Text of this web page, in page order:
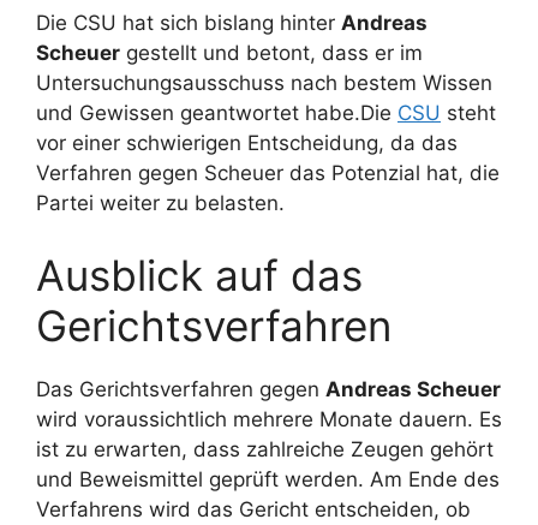
Die CSU hat sich bislang hinter Andreas
Scheuer gestellt und betont, dass er im
Untersuchungsausschuss nach bestem Wissen
und Gewissen geantwortet habe.Die CSU steht
vor einer schwierigen Entscheidung, da das
Verfahren gegen Scheuer das Potenzial hat, die
Partei weiter zu belasten.
Ausblick auf das
Gerichtsverfahren
Das Gerichtsverfahren gegen Andreas Scheuer
wird voraussichtlich mehrere Monate dauern. Es
ist zu erwarten, dass zahlreiche Zeugen gehört
und Beweismittel geprüft werden. Am Ende des
Verfahrens wird das Gericht entscheiden, ob